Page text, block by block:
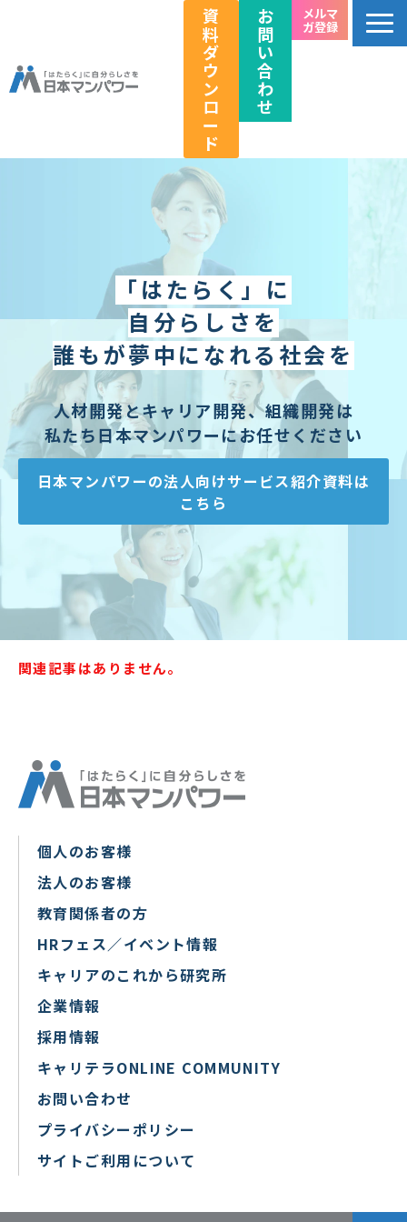
資
料
ダ
ウ
ン
ロ
ー
ド
お
問
い
合
わ
せ
メルマ
ガ登録
個人のお客様向け
法人のお客様向け
教育関係者向け
HRフェス／イベント情報
キャリアのこれから研究所
企業情報
採用情報
「はたらく」に
自分らしさを
誰もが夢中になれる社会を
人材開発とキャリア開発、組織開発は
私たち日本マンパワーにお任せください
日本マンパワーの法人向けサービス紹介資料は
こちら
関連記事はありません。
個人のお客様
法人のお客様
教育関係者の方
HRフェス／イベント情報
キャリアのこれから研究所
企業情報
採用情報
キャリテラONLINE COMMUNITY
お問い合わせ
プライバシーポリシー
サイトご利用について